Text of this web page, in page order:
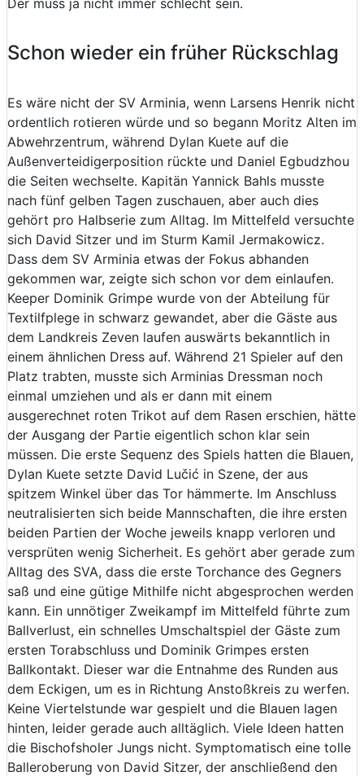
Schon wieder ein früher Rückschlag
Es wäre nicht der SV Arminia, wenn Larsens Henrik nicht
ordentlich rotieren würde und so begann Moritz Alten im
Abwehrzentrum, während Dylan Kuete auf die
Außenverteidigerposition rückte und Daniel Egbudzhou
die Seiten wechselte. Kapitän Yannick Bahls musste
nach fünf gelben Tagen zuschauen, aber auch dies
gehört pro Halbserie zum Alltag. Im Mittelfeld versuchte
sich David Sitzer und im Sturm Kamil Jermakowicz.
Dass dem SV Arminia etwas der Fokus abhanden
gekommen war, zeigte sich schon vor dem einlaufen.
Keeper Dominik Grimpe wurde von der Abteilung für
Textilfplege in schwarz gewandet, aber die Gäste aus
dem Landkreis Zeven laufen auswärts bekanntlich in
einem ähnlichen Dress auf. Während 21 Spieler auf den
Platz trabten, musste sich Arminias Dressman noch
einmal umziehen und als er dann mit einem
ausgerechnet roten Trikot auf dem Rasen erschien, hätte
der Ausgang der Partie eigentlich schon klar sein
müssen. Die erste Sequenz des Spiels hatten die Blauen,
Dylan Kuete setzte David Lučić in Szene, der aus
spitzem Winkel über das Tor hämmerte. Im Anschluss
neutralisierten sich beide Mannschaften, die ihre ersten
beiden Partien der Woche jeweils knapp verloren und
versprüten wenig Sicherheit. Es gehört aber gerade zum
Alltag des SVA, dass die erste Torchance des Gegners
saß und eine gütige Mithilfe nicht abgesprochen werden
kann. Ein unnötiger Zweikampf im Mittelfeld führte zum
Ballverlust, ein schnelles Umschaltspiel der Gäste zum
ersten Torabschluss und Dominik Grimpes ersten
Ballkontakt. Dieser war die Entnahme des Runden aus
dem Eckigen, um es in Richtung Anstoßkreis zu werfen.
Keine Viertelstunde war gespielt und die Blauen lagen
hinten, leider gerade auch alltäglich. Viele Ideen hatten
die Bischofsholer Jungs nicht. Symptomatisch eine tolle
Balleroberung von David Sitzer, der anschließend den